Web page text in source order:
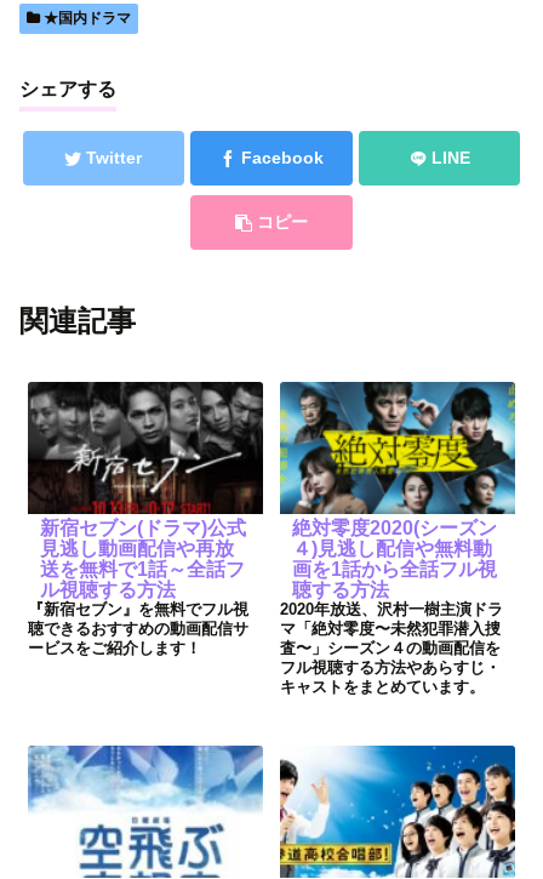
★国内ドラマ
シェアする
Twitter Facebook LINE
コピー
関連記事
新宿セブン(ドラマ)公式
見逃し動画配信や再放
送を無料で1話～全話フ
ル視聴する方法
『新宿セブン』を無料でフル視
聴できるおすすめの動画配信サ
ービスをご紹介します！
絶対零度2020(シーズン
４)見逃し配信や無料動
画を1話から全話フル視
聴する方法
2020年放送、沢村一樹主演ドラ
マ「絶対零度〜未然犯罪潜入捜
査〜」シーズン４の動画配信を
フル視聴する方法やあらすじ・
キャストをまとめています。